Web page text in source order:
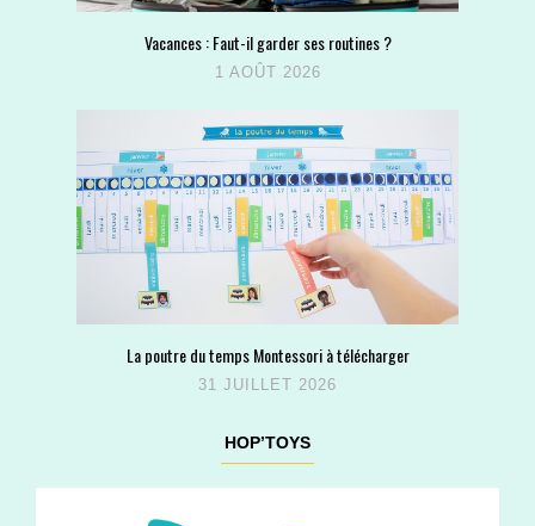
Vacances : Faut-il garder ses routines ?
1 AOÛT 2026
La poutre du temps Montessori à télécharger
31 JUILLET 2026
HOP’TOYS